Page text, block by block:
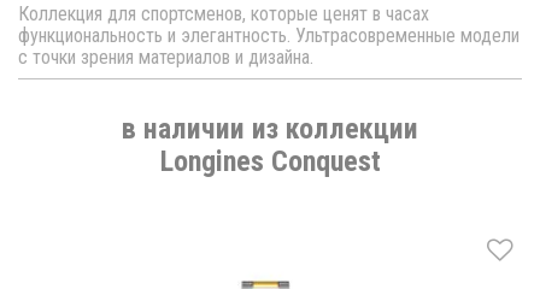
Коллекция для спортсменов, которые ценят в часах
функциональность и элегантность. Ультрасовременные модели
с точки зрения материалов и дизайна.
в наличии из коллекции
Longines Conquest